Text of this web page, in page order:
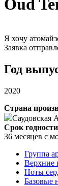
Oud
Я хочу
Заявка
Год
2020
Страна
Саудовская
Срок
36 месяцев с
Группа
Верхние
Ноты
Базовые